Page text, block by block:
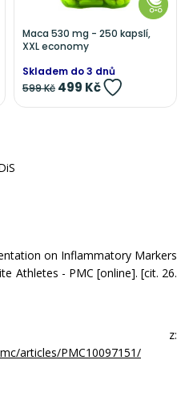
Maca 530 mg - 250 kapslí,
XXL economy
Skladem do 3 dnů
599 Kč 499 Kč
on Inflammatory Markers
Athletes - PMC [online]. [cit. 26.
z:
articles/PMC10097151/